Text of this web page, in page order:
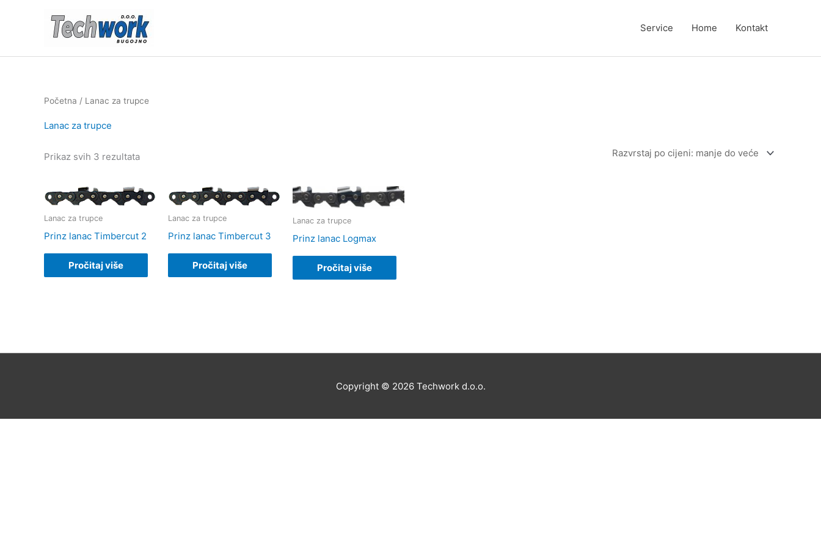
Service Home Kontakt
Početna / Lanac za trupce
Lanac za trupce
Prikaz svih 3 rezultataSorted
to
high
Lanac za trupce
Prinz lanac Timbercut 2
Pročitaj više
Lanac za trupce
Prinz lanac Timbercut 3
Pročitaj više
Lanac za trupce
Prinz lanac Logmax
Pročitaj više
Copyright © 2026 Techwork d.o.o.